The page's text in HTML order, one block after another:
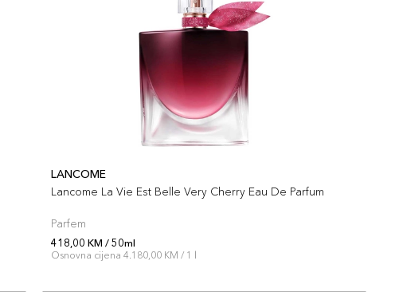
LANCOME
Lancome La Vie Est Belle Very Cherry Eau De Parfum
Parfem
418,00 KM / 50ml
Osnovna cijena 4.180,00 KM / 1 l